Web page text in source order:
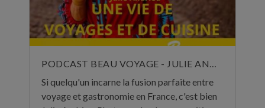
PODCAST BEAU VOYAGE - JULIE ANDRIEU, UNE VIE DE VOYAGES ET DE CUISINE - 5 NOVEMBRE 2024
Si quelqu'un incarne la fusion parfaite entre
voyage et gastronomie en France, c'est bien